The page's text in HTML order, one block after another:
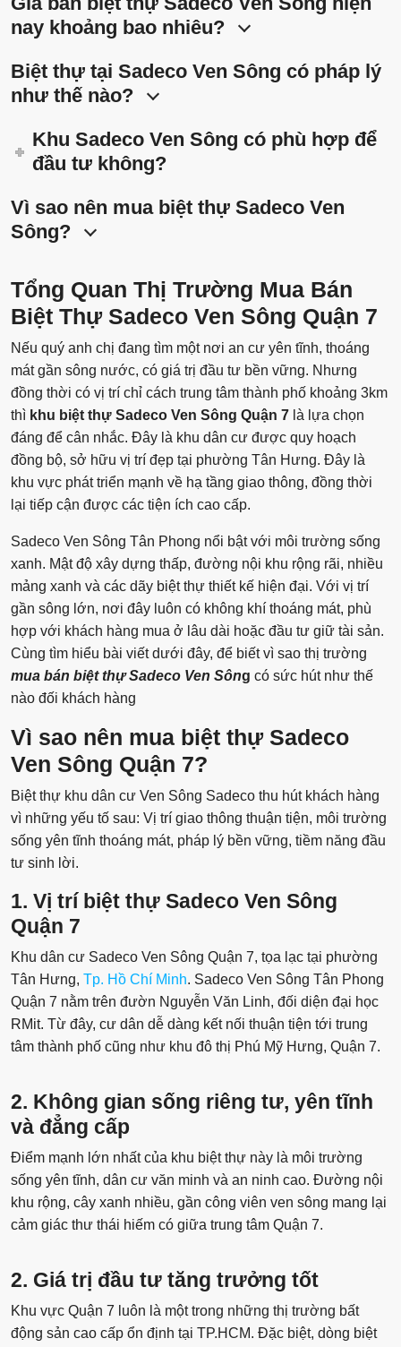
nay khoảng bao nhiêu?
Biệt thự tại Sadeco Ven Sông có pháp lý
như thế nào?
Khu Sadeco Ven Sông có phù hợp để
đầu tư không?
Vì sao nên mua biệt thự Sadeco Ven
Sông?
Tổng Quan Thị Trường Mua Bán
Biệt Thự Sadeco Ven Sông Quận 7
Nếu quý anh chị đang tìm một nơi an cư yên tĩnh, thoáng
mát gần sông nước, có giá trị đầu tư bền vững. Nhưng
đồng thời có vị trí chỉ cách trung tâm thành phố khoảng 3km
thì khu biệt thự Sadeco Ven Sông Quận 7 là lựa chọn
đáng để cân nhắc. Đây là khu dân cư được quy hoạch
đồng bộ, sở hữu vị trí đẹp tại phường Tân Hưng. Đây là
khu vực phát triển mạnh về hạ tầng giao thông, đồng thời
lại tiếp cận được các tiện ích cao cấp.
Sadeco Ven Sông Tân Phong nổi bật với môi trường sống
xanh. Mật độ xây dựng thấp, đường nội khu rộng rãi, nhiều
mảng xanh và các dãy biệt thự thiết kế hiện đại. Với vị trí
gần sông lớn, nơi đây luôn có không khí thoáng mát, phù
hợp với khách hàng mua ở lâu dài hoặc đầu tư giữ tài sản.
Cùng tìm hiểu bài viết dưới đây, để biết vì sao thị trường
mua bán biệt thự Sadeco Ven Sông có sức hút như thế
nào đối khách hàng
Vì sao nên mua biệt thự Sadeco
Ven Sông Quận 7?
Biệt thự khu dân cư Ven Sông Sadeco thu hút khách hàng
vì những yếu tố sau: Vị trí giao thông thuận tiện, môi trường
sống yên tĩnh thoáng mát, pháp lý bền vững, tiềm năng đầu
tư sinh lời.
1. Vị trí biệt thự Sadeco Ven Sông
Quận 7
Khu dân cư Sadeco Ven Sông Quận 7, tọa lạc tại phường
Tân Hưng, Tp. Hồ Chí Minh. Sadeco Ven Sông Tân Phong
Quận 7 nằm trên đườn Nguyễn Văn Linh, đối diện đại học
RMit. Từ đây, cư dân dễ dàng kết nối thuận tiện tới trung
tâm thành phố cũng như khu đô thị Phú Mỹ Hưng, Quận 7.
2. Không gian sống riêng tư, yên tĩnh
và đẳng cấp
Điểm mạnh lớn nhất của khu biệt thự này là môi trường
sống yên tĩnh, dân cư văn minh và an ninh cao. Đường nội
khu rộng, cây xanh nhiều, gần công viên ven sông mang lại
cảm giác thư thái hiếm có giữa trung tâm Quận 7.
2. Giá trị đầu tư tăng trưởng tốt
Khu vực Quận 7 luôn là một trong những thị trường bất
động sản cao cấp ổn định tại TP.HCM. Đặc biệt, dòng biệt